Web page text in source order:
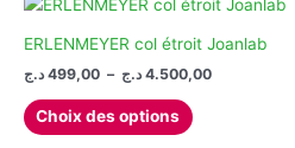
ERLENMEYER col étroit Joanlab
499,00 د.ج – 4.500,00 د.ج
Plage
Choix des options
produit